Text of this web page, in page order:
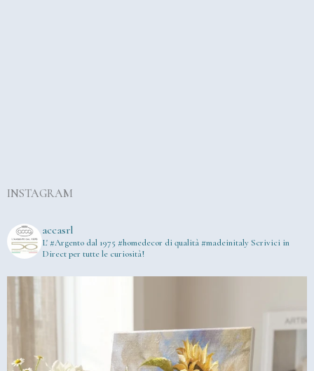
INSTAGRAM
accasrl
L' #Argento dal 1975 #homedecor di qualità #madeinitaly Scrivici in
Direct per tutte le curiosità!